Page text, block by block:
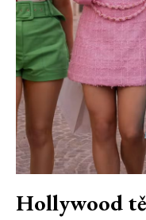
Hollywood